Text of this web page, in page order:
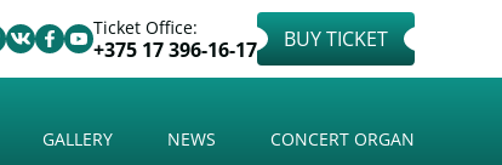
Ticket Office:
+375 17 396-16-17 BUY TICKET
GALLERY NEWS CONCERT ORGAN